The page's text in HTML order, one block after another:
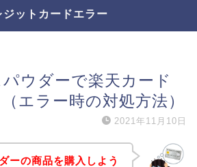
ジットカードエラー
ウダーで楽天カード
エラー時の対処方法）
2021年11月10日
ーの商品を購入しよう